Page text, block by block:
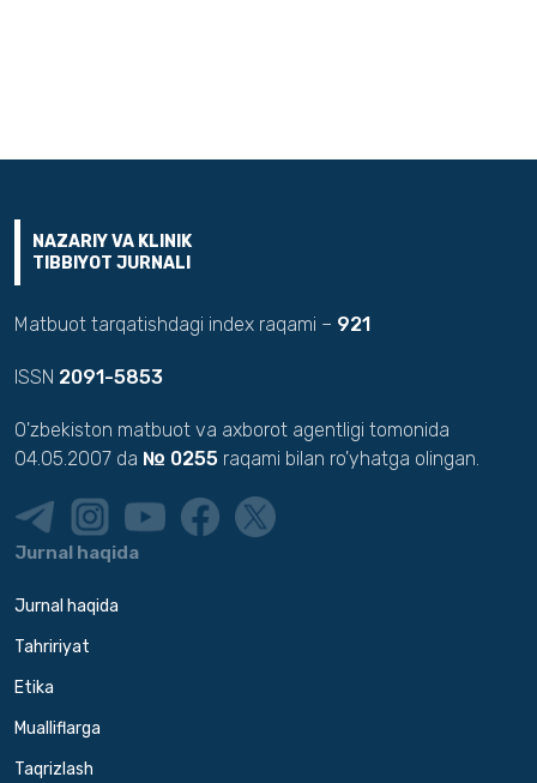
NAZARIY VA KLINIK
TIBBIYOT JURNALI
Matbuot tarqatishdagi index raqami – 921
ISSN 2091-5853
O'zbekiston matbuot va axborot agentligi tomonida
04.05.2007 da № 0255 raqami bilan ro'yhatga olingan.
Jurnal haqida
Jurnal haqida
Tahririyat
Etika
Mualliflarga
Taqrizlash